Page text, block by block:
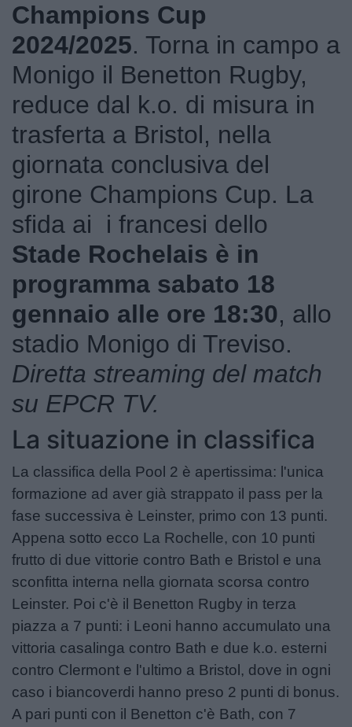
Rugby World Cup
Super Rugby
Rugby in TV
Mercato
Serie A Elite
Campionati
Serie A
Serie C
Femminile
Giovanili
Coppa Italia
Minirugby
Eventi
Top10
Podcast
Shop
Champions Cup
2024/2025. Torna in campo a
Monigo il Benetton Rugby,
reduce dal k.o. di misura in
trasferta a Bristol, nella
giornata conclusiva del
girone Champions Cup. La
sfida ai
i francesi dello
Stade Rochelais è in
programma sabato 18
gennaio alle ore 18:30, allo
stadio Monigo di Treviso.
Diretta streaming del match
su EPCR TV.
La situazione in classifica
​La classifica della Pool 2 è apertissima: l'unica
formazione ad aver già strappato il pass per la
fase successiva è Leinster, primo con 13 punti.
Appena sotto ecco La Rochelle, con 10 punti
frutto di due vittorie contro Bath e Bristol e una
sconfitta interna nella giornata scorsa contro
Leinster. Poi c'è il Benetton Rugby in terza
piazza a 7 punti: i Leoni hanno accumulato una
vittoria casalinga contro Bath e due k.o. esterni
contro Clermont e l'ultimo a Bristol, dove in ogni
caso i biancoverdi hanno preso 2 punti di bonus.
A pari punti con il Benetton c'è Bath, con 7